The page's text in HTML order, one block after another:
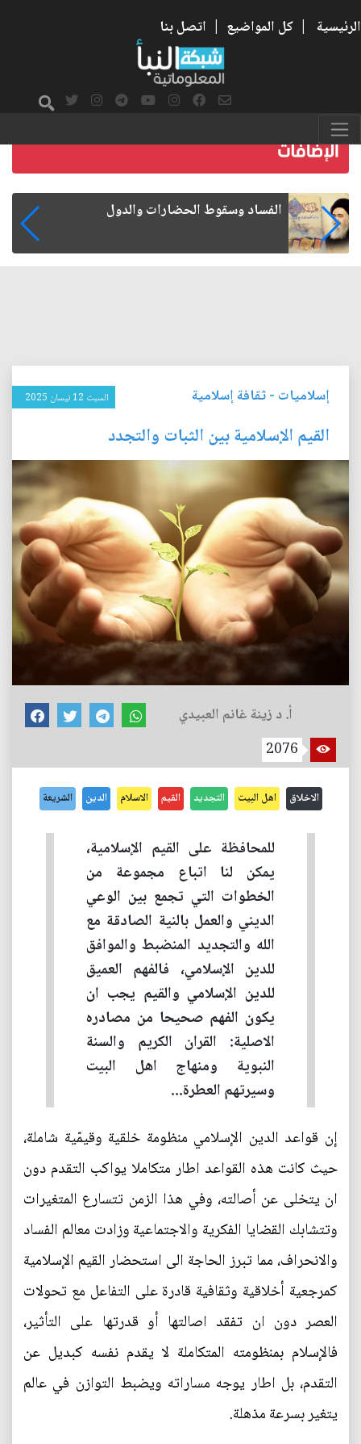
الرئيسية | كل المواضيع | اتصل بنا
رواتب الموظفين على صفيح ساخن
إسلاميات -ثقافة إسلامية السبت 12 نيسان 2025
القيم الإسلامية بين الثبات والتجدد
أ. د زينة غانم العبيدي
2076
الاخلاق اهل البيت التجديد القيم الاسلام الدين الشريعة
للمحافظة على القيم الإسلامية،
يمكن لنا اتباع مجموعة من
الخطوات التي تجمع بين الوعي
الديني والعمل بالنية الصادقة مع
الله والتجديد المنضبط والموافق
للدين الإسلامي، فالفهم العميق
للدين الإسلامي والقيم يجب ان
يكون الفهم صحيحا من مصادره
الاصلية: القران الكريم والسنة
النبوية ومنهاج اهل البيت
وسيرتهم العطرة...
إن قواعد الدين الإسلامي منظومة خلقية وقيمّية شاملة،
حيث كانت هذه القواعد اطار متكاملا يواكب التقدم دون
ان يتخلى عن أصالته، وفي هذا الزمن تتسارع المتغيرات
وتتشابك القضايا الفكرية والاجتماعية وزادت معالم الفساد
والانحراف، مما تبرز الحاجة الى استحضار القيم الإسلامية
كمرجعية أخلاقية وثقافية قادرة على التفاعل مع تحولات
العصر دون ان تفقد اصالتها أو قدرتها على التأثير،
فالإسلام بمنظومته المتكاملة لا يقدم نفسه كبديل عن
التقدم، بل اطار يوجه مساراته ويضبط التوازن في عالم
يتغير بسرعة مذهلة.